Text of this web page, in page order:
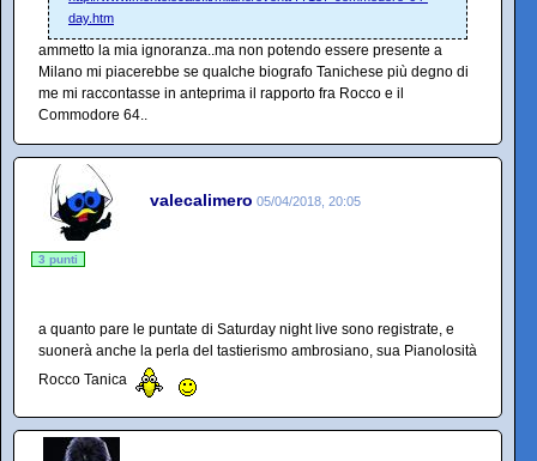
day.htm
ammetto la mia ignoranza..ma non potendo essere presente a
Milano mi piacerebbe se qualche biografo Tanichese più degno di
me mi raccontasse in anteprima il rapporto fra Rocco e il
Commodore 64..
valecalimero 05/04/2018, 20:05
3 punti
a quanto pare le puntate di Saturday night live sono registrate, e
suonerà anche la perla del tastierismo ambrosiano, sua Pianolosità
Rocco Tanica